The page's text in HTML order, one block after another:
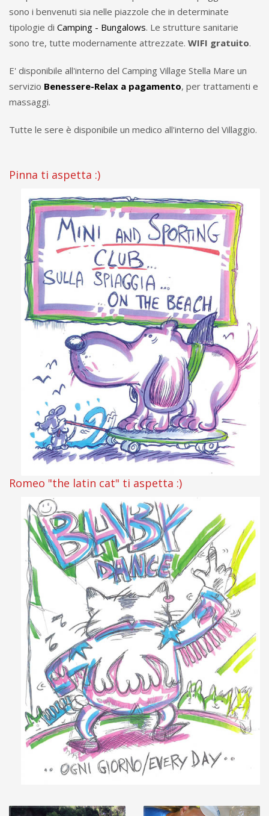
sono i benvenuti sia nelle piazzole che in determinate
tipologie di Camping - Bungalows. Le strutture sanitarie
sono tre, tutte modernamente attrezzate. WIFI gratuito.
E' disponibile all'interno del Camping Village Stella Mare un
servizio Benessere-Relax a pagamento, per trattamenti e
massaggi.
Tutte le sere è disponibile un medico all'interno del Villaggio.
Pinna ti aspetta :)
Romeo "the latin cat" ti aspetta :)